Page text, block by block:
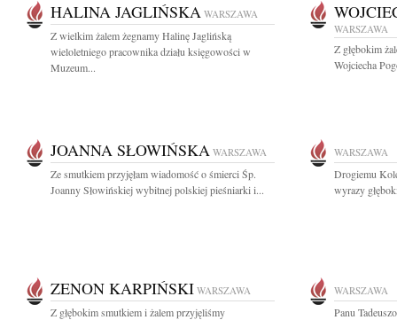
HALINA JAGLIŃSKA WARSZAWA
Z wielkim żalem żegnamy Halinę Jaglińską
wieloletniego pracownika działu księgowości w
Muzeum...
WARSZAWA
Z głębokim
Wojciecha
JOANNA SŁOWIŃSKA WARSZAWA
Ze smutkiem przyjęłam wiadomość o śmierci Śp.
Joanny Słowińskiej wybitnej polskiej pieśniarki i...
WARSZAWA
Drogiemu
wyrazy
ZENON KARPIŃSKI WARSZAWA
Z głębokim smutkiem i żalem przyjęliśmy
WARSZAWA
Panu